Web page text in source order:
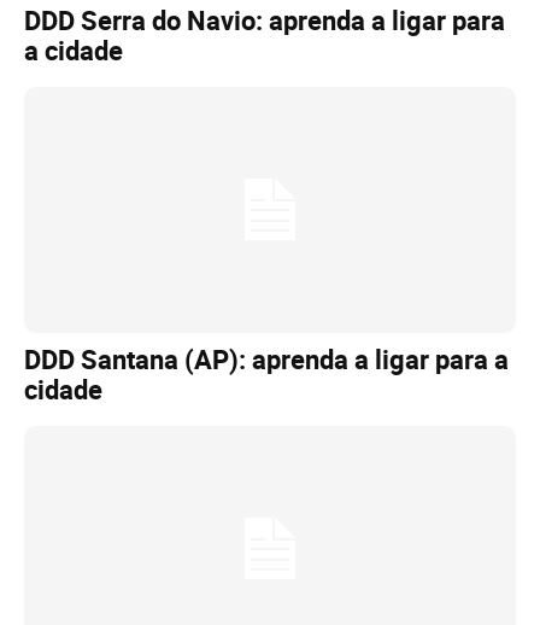
DDD Serra do Navio: aprenda a ligar para
a cidade
DDD Santana (AP): aprenda a ligar para a
cidade